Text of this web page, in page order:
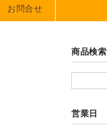
お問合せ
商品検索
営業日